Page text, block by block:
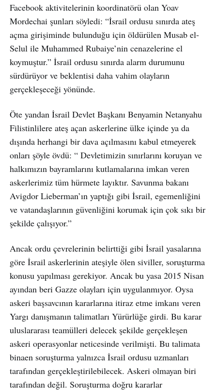
Facebook aktivitelerinin koordinatörü olan Yoav
Mordechai şunları söyledi: “İsrail ordusu sınırda ateş
açma girişiminde bulunduğu için öldürülen Musab el-
Selul ile Muhammed Rubaiye’nin cenazelerine el
koymuştur.” İsrail ordusu sınırda alarm durumunu
sürdürüyor ve beklentisi daha vahim olayların
gerçekleşeceği yönünde.
Öte yandan İsrail Devlet Başkanı Benyamin Netanyahu
Filistinlilere ateş açan askerlerine ülke içinde ya da
dışında herhangi bir dava açılmasını kabul etmeyerek
onları şöyle övdü: “ Devletimizin sınırlarını koruyan ve
halkımızın bayramlarını kutlamalarına imkan veren
askerlerimiz tüm hürmete layıktır. Savunma bakanı
Avigdor Lieberman’ın yaptığı gibi İsrail, egemenliğini
ve vatandaşlarının güvenliğini korumak için çok sıkı bir
şekilde çalışıyor.”
Ancak ordu çevrelerinin belirttiği gibi İsrail yasalarına
göre İsrail askerlerinin ateşiyle ölen siviller, soruşturma
konusu yapılması gerekiyor. Ancak bu yasa 2015 Nisan
ayından beri Gazze olayları için uygulanmıyor. Oysa
askeri başsavcının kararlarına itiraz etme imkanı veren
Yargı danışmanın talimatları Yürürlüğe girdi. Bu karar
uluslararası teamülleri delecek şekilde gerçekleşen
askeri operasyonlar neticesinde verilmişti. Bu talimata
binaen soruşturma yalnızca İsrail ordusu uzmanları
tarafından gerçekleştirilebilecek. Askeri olmayan biri
tarafından değil. Soruşturma doğru kararlar